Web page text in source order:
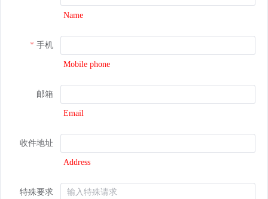
Name
手机
Mobile phone
邮箱
Email
收件地址
Address
特殊要求